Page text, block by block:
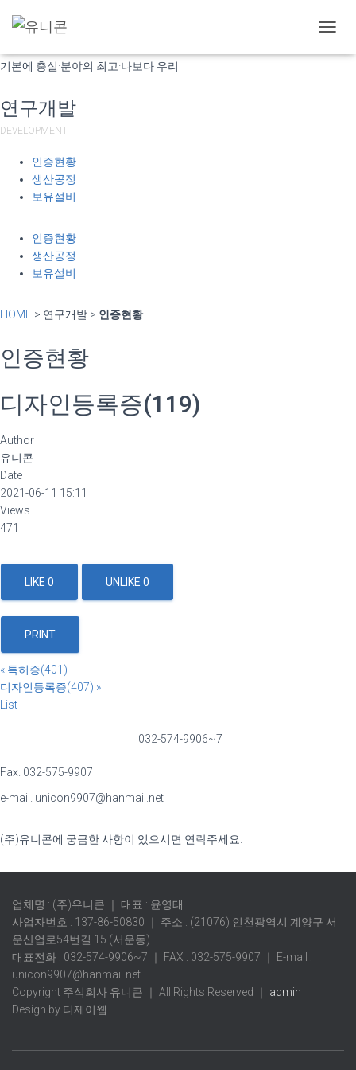
비
(주)유니콘
기본에 충실·분야의 최고·나보다 우리
연구개발
DEVELOPMENT
인증현황
생산공정
보유설비
인증현황
생산공정
보유설비
HOME > 연구개발 > 인증현황
인증현황
디자인등록증(119)
Author
유니콘
Date
2021-06-11 15:11
Views
471
LIKE 0 UNLIKE 0
PRINT
« 특허증(401)
디자인등록증(407) »
List
032-574-9906~7
Fax. 032-575-9907
e-mail. unicon9907@hanmail.net
(주)유니콘에 궁금한 사항이 있으시면 연락주세요.
업체명 : (주)유니콘 ｜ 대표 : 윤영태
사업자번호 : 137-86-50830 ｜ 주소 : (21076) 인천광역시 계양구 서
운산업로54번길 15 (서운동)
대표전화 : 032-574-9906~7 ｜ FAX : 032-575-9907 ｜ E-mail :
unicon9907@hanmail.net
Copyright 주식회사 유니콘 ｜ All Rights Reserved ｜
admin
Design by 티제이웹